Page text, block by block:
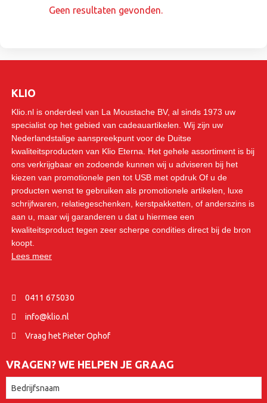
Geen resultaten gevonden.
KLIO
Klio.nl is onderdeel van La Moustache BV, al sinds 1973 uw
specialist op het gebied van cadeauartikelen. Wij zijn uw
Nederlandstalige aanspreekpunt voor de Duitse
kwaliteitsproducten van Klio Eterna. Het gehele assortiment is bij
ons verkrijgbaar en zodoende kunnen wij u adviseren bij het
kiezen van promotionele pen tot USB met opdruk Of u de
producten wenst te gebruiken als promotionele artikelen, luxe
schrijfwaren, relatiegeschenken, kerstpakketten, of anderszins is
aan u, maar wij garanderen u dat u hiermee een
kwaliteitsproduct tegen zeer scherpe condities direct bij de bron
koopt.
Lees meer
0411 675030
info@klio.nl
Vraag het Pieter Ophof
VRAGEN? WE HELPEN JE GRAAG